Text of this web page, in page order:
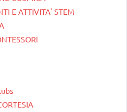
E ATTIVITA' STEM